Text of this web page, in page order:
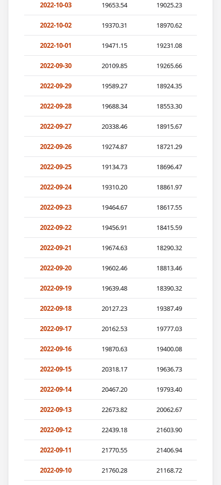
2022-10-03 19653.54 19025.23
2022-10-02 19370.31 18970.62
2022-10-01 19471.15 19231.08
2022-09-30 20109.85 19265.66
2022-09-29 19589.27 18924.35
2022-09-28 19688.34 18553.30
2022-09-27 20338.46 18915.67
2022-09-26 19274.87 18721.29
2022-09-25 19134.73 18696.47
2022-09-24 19310.20 18861.97
2022-09-23 19464.67 18617.55
2022-09-22 19456.91 18415.59
2022-09-21 19674.63 18290.32
2022-09-20 19602.46 18813.46
2022-09-19 19639.48 18390.32
2022-09-18 20127.23 19387.49
2022-09-17 20162.53 19777.03
2022-09-16 19870.63 19400.08
2022-09-15 20318.17 19636.73
2022-09-14 20467.20 19793.40
2022-09-13 22673.82 20062.67
2022-09-12 22439.18 21603.90
2022-09-11 21770.55 21406.94
2022-09-10 21760.28 21168.72